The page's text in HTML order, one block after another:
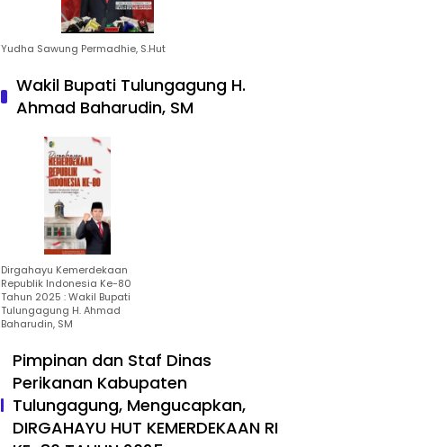
Yudha Sawung Permadhie, S.Hut
Wakil Bupati Tulungagung H.
Ahmad Baharudin, SM
Dirgahayu Kemerdekaan
Republik Indonesia Ke-80
Tahun 2025 : Wakil Bupati
Tulungagung H. Ahmad
Baharudin, SM
Pimpinan dan Staf Dinas
Perikanan Kabupaten
Tulungagung, Mengucapkan,
DIRGAHAYU HUT KEMERDEKAAN RI